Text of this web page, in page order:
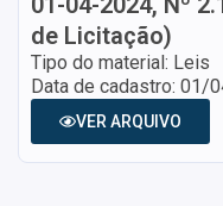
de Licitação)
Tipo do material: Leis
Data de cadastro: 01/
VER ARQUIVO